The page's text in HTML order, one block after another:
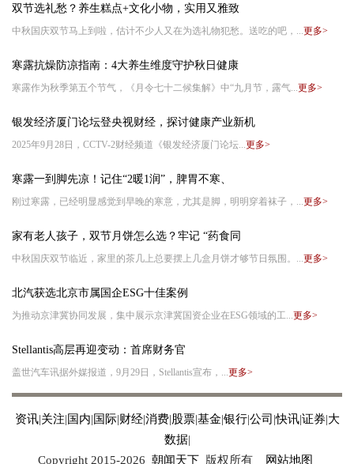
双节选礼愁？养生糕点+文化小物，实用又雅致
中秋国庆双节马上到啦，估计不少人又在为选礼物犯愁。送吃的吧，...更多>
寒露抗燥防凉指南：4大养生维度守护秋日健康
寒露作为秋季第五个节气，《月令七十二候集解》中“九月节，露气...更多>
银发经济厦门论坛登央视财经，探讨健康产业新机
2025年9月28日，CCTV-2财经频道《银发经济厦门论坛...更多>
寒露一到脚先凉！记住“2暖1润”，脾胃不寒、
刚过寒露，已经明显感觉到早晚的寒意，尤其是脚，明明穿着袜子，...更多>
家有老人孩子，双节月饼怎么选？牢记 “药食同
中秋国庆双节临近，家里的茶几上总要摆上几盒月饼才够节日氛围。...更多>
北汽获选北京市属国企ESG十佳案例
为推动京津冀协同发展，集中展示京津冀国资企业在ESG领域的工...更多>
Stellantis高层再迎变动：首席财务官
盖世汽车讯据外媒报道，9月29日，Stellantis宣布，...更多>
资讯|关注| 国内| 国际|财经|消费|股票|基金|银行|公司 |快讯|证券|大
数据|
Copyright 2015-2026 朝闻天下 版权所有 网站地图